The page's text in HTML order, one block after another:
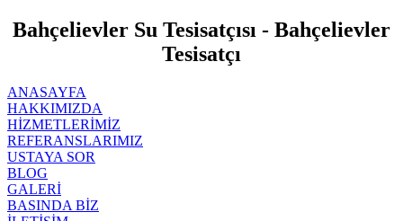
Bahçelievler Su Tesisatçısı - Bahçelievler
Tesisatçı
ANASAYFA
HAKKIMIZDA
HIZMETLERIMIZ
REFERANSLARIMIZ
USTAYA SOR
BLOG
GALERİ
BASINDA BİZ